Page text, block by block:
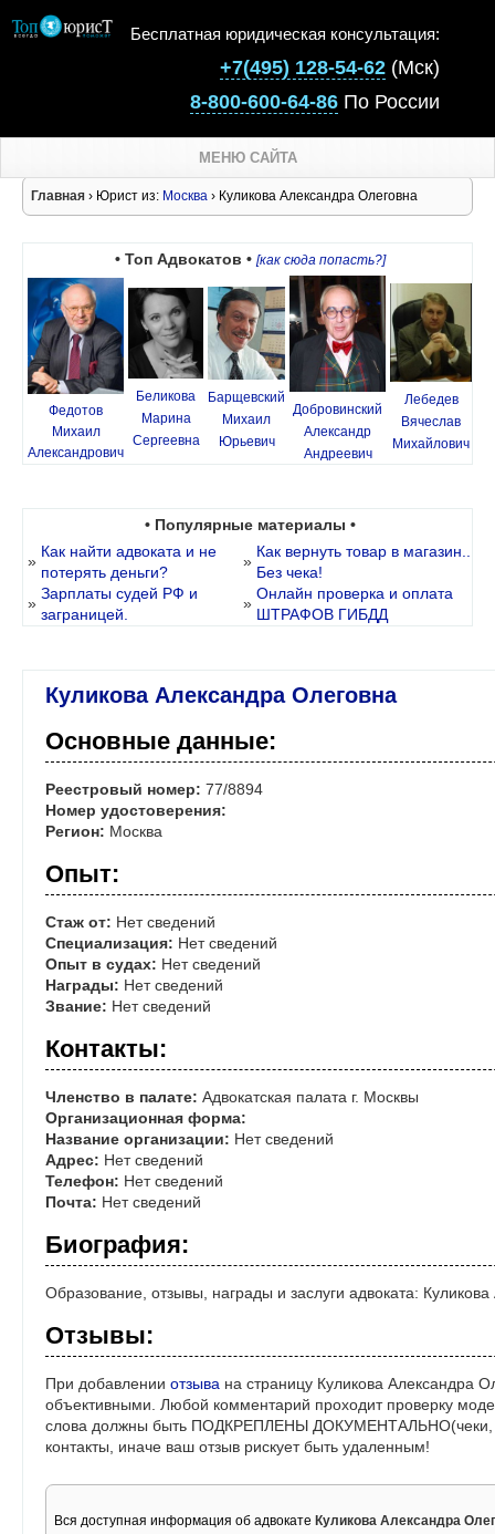
Бесплатная юридическая консультация:
+7(495) 128-54-62 (Мск)
8-800-600-64-86 По России
МЕНЮ САЙТА
Главная › Юрист из: Москва › Куликова Александра Олеговна
• Топ Адвокатов • [как сюда попасть?]
Федотов
Михаил
Александрович
Беликова
Марина
Сергеевна
Барщевский
Михаил
Юрьевич
Добровинский
Александр
Андреевич
Лебедев
Вячеслав
Михайлович
• Популярные материалы •
»
Как найти адвоката и не
потерять деньги?
»
Как вернуть товар в магазин..
Без чека!
»
Зарплаты судей РФ и
заграницей.
»
Онлайн проверка и оплата
ШТРАФОВ ГИБДД
Куликова Александра Олеговна
Основные данные:
Реестровый номер: 77/8894
Номер удостоверения:
Регион: Москва
Опыт:
Стаж от: Нет сведений
Специализация: Нет сведений
Опыт в судах: Нет сведений
Награды: Нет сведений
Звание: Нет сведений
Контакты:
Членство в палате: Адвокатская палата г. Москвы
Организационная форма:
Название организации: Нет сведений
Адрес: Нет сведений
Телефон: Нет сведений
Почта: Нет сведений
Биография:
Образование, отзывы, награды и заслуги адвоката:
Отзывы:
При добавлении отзыва на страницу Куликова Александра
объективными. Любой комментарий проходит проверку
слова должны быть ПОДКРЕПЛЕНЫ ДОКУМЕНТАЛЬНО(чеки,
контакты, иначе ваш отзыв рискует быть удаленным!
Вся доступная информация об адвокате Куликова Александра